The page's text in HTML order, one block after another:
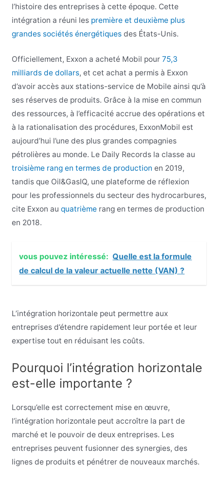
l’histoire des entreprises à cette époque. Cette
intégration a réuni les première et deuxième plus
grandes sociétés énergétiquesdes États-Unis.
Officiellement, Exxon a acheté Mobil pour75,3
milliards de dollars, et cet achat a permis à Exxon
d’avoir accès aux stations-service de Mobile ainsi qu’à
ses réserves de produits. Grâce à la mise en commun
des ressources, à l’efficacité accrue des opérations et
à la rationalisation des procédures, ExxonMobil est
aujourd’hui l’une des plus grandes compagnies
pétrolières au monde. Le Daily Records la classe au
troisième rang en termes de production en 2019,
tandis que Oil&GasIQ, une plateforme de réflexion
pour les professionnels du secteur des hydrocarbures,
cite Exxon au quatrièmerang en termes de production
en 2018.
vous pouvez intéressé: Quelle est la formule
de calcul de la valeur actuelle nette (VAN) ?
L’intégration horizontale peut permettre aux
entreprises d’étendre rapidement leur portée et leur
expertise tout en réduisant les coûts.
Pourquoi l’intégration horizontale
est-elle importante ?
Lorsqu’elle est correctement mise en œuvre,
l’intégration horizontale peut accroître la part de
marché et le pouvoir de deux entreprises. Les
entreprises peuvent fusionner des synergies, des
lignes de produits et pénétrer de nouveaux marchés.